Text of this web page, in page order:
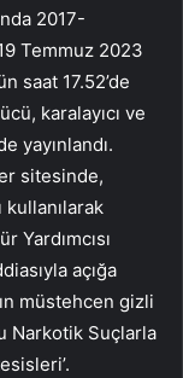
2017-
Temmuz 2023
saat 17.52’de
karalayıcı ve
yayınlandı.
sitesinde,
kullanılarak
Yardımcısı
açığa
müstehcen gizli
Narkotik Suçlarla